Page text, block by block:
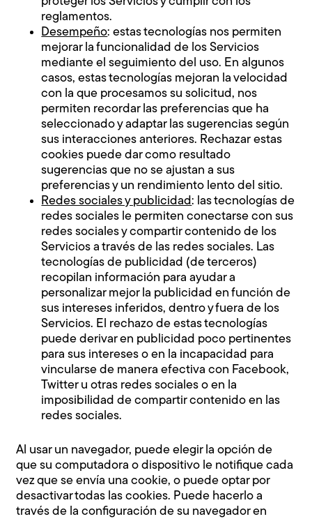
reglamentos.
Desempeño: estas tecnologías nos permiten
mejorar la funcionalidad de los Servicios
mediante el seguimiento del uso. En algunos
casos, estas tecnologías mejoran la velocidad
con la que procesamos su solicitud, nos
permiten recordar las preferencias que ha
seleccionado y adaptar las sugerencias según
sus interacciones anteriores. Rechazar estas
cookies puede dar como resultado
sugerencias que no se ajustan a sus
preferencias y un rendimiento lento del sitio.
Redes sociales y publicidad: las tecnologías de
redes sociales le permiten conectarse con sus
redes sociales y compartir contenido de los
Servicios a través de las redes sociales. Las
tecnologías de publicidad (de terceros)
recopilan información para ayudar a
personalizar mejor la publicidad en función de
sus intereses inferidos, dentro y fuera de los
Servicios. El rechazo de estas tecnologías
puede derivar en publicidad poco pertinentes
para sus intereses o en la incapacidad para
vincularse de manera efectiva con Facebook,
Twitter u otras redes sociales o en la
imposibilidad de compartir contenido en las
redes sociales.
Al usar un navegador, puede elegir la opción de
que su computadora o dispositivo le notifique cada
vez que se envía una cookie, o puede optar por
desactivar todas las cookies. Puede hacerlo a
través de la configuración de su navegador en